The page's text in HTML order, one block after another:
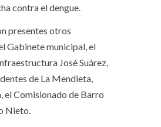
contra el dengue.
presentes otros
Gabinete municipal, el
José Suárez,
de La Mendieta,
el Comisionado de Barro
Nieto.